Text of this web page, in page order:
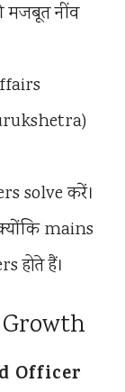
मजबूत नींव
solve करें।
mains
होते हैं।
Officer